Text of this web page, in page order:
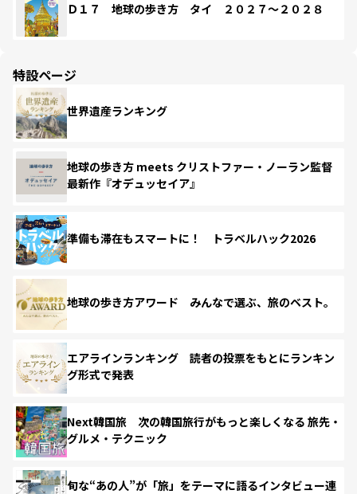
Ｄ１７ 地球の歩き方 タイ ２０２７～２０２８
特設ページ
世界遺産ランキング
地球の歩き方 meets クリストファー・ノーラン監督
最新作『オデュッセイア』
準備も滞在もスマートに！ トラベルハック2026
地球の歩き方アワード みんなで選ぶ、旅のベスト。
エアラインランキング 読者の投票をもとにランキン
グ形式で発表
Next韓国旅 次の韓国旅行がもっと楽しくなる 旅先・
グルメ・テクニック
旬な“あの人”が「旅」をテーマに語るインタビュー連